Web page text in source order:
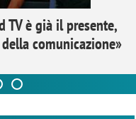
TV è già il presente,
comunicazione»